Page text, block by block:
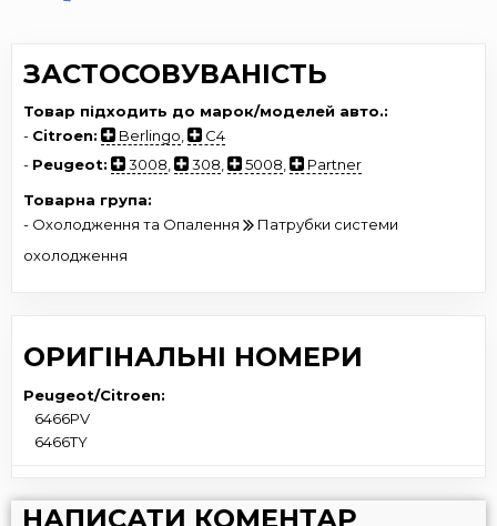
ЗАСТОСОВУВАНІСТЬ
Товар підходить до марок/моделей авто.:
- Citroen: Berlingo
C4
- Peugeot: 3008 308 5008
Partner
Товарна група:
- Охолодження та Опалення
Патрубки системи
охолодження
ОРИГІНАЛЬНІ НОМЕРИ
Peugeot/Citroen:
6466PV
6466TY
НАПИСАТИ КОМЕНТАР